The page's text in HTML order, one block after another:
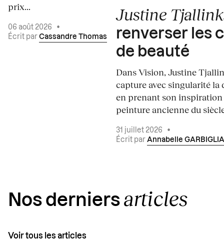
prix...
06 août 2026
•
Écrit par Cassandre Thomas
Justine
renverser les
de beauté
Dans Vision, Justine
capture avec singularité la
en prenant son inspiration
peinture ancienne du
31 juillet 2026
•
Écrit par Annabelle GARBIGLIA
Nos derniers articles
Voir tous les articles